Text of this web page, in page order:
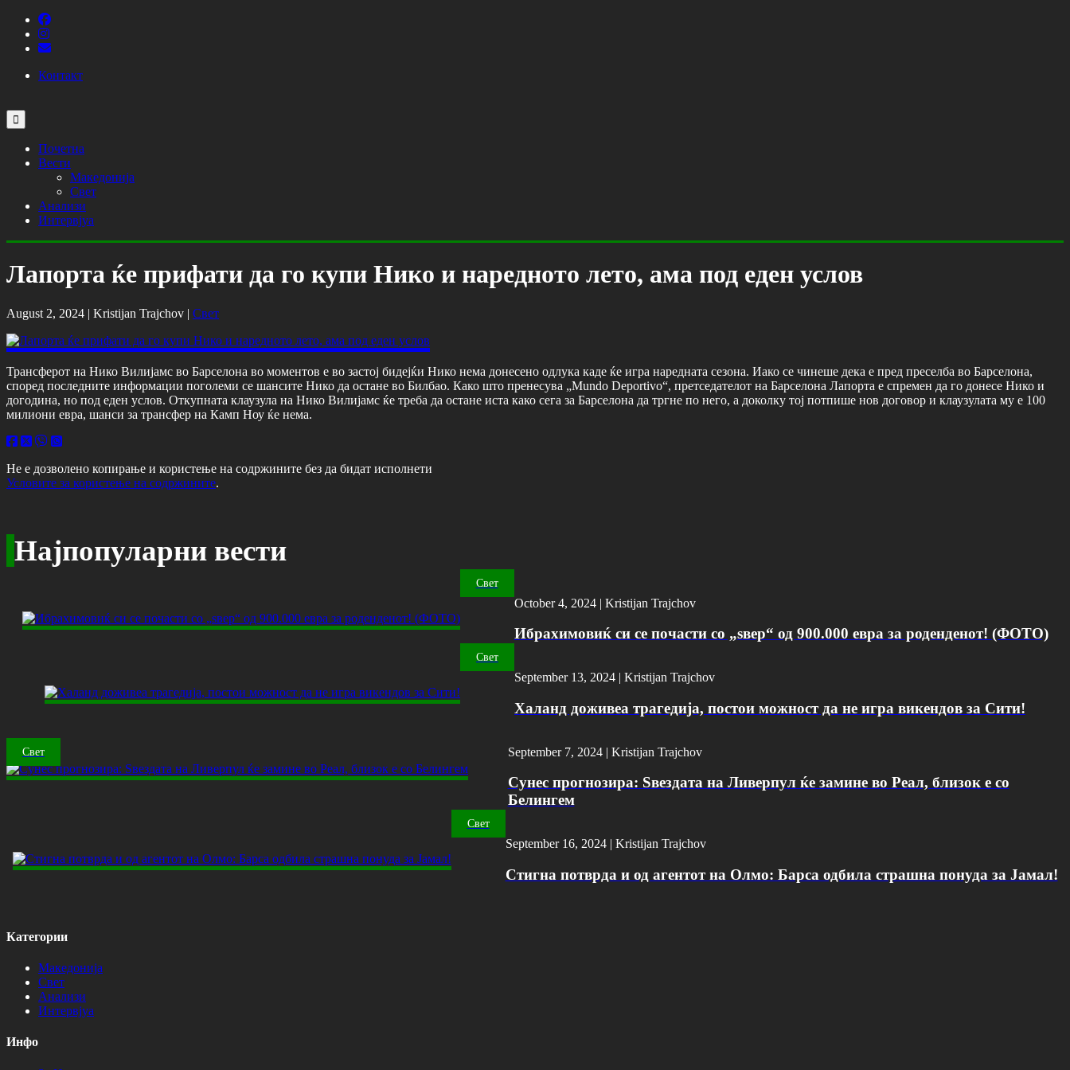
Контакт
Почетна
Вести
Македонија
Свет
Анализи
Интервјуа
Лапорта ќе прифати да го купи Нико и наредното лето, ама под еден услов
August 2, 2024 | Kristijan Trajchov | Свет
Трансферот на Нико Вилијамс во Барселона во моментов е во застој бидејќи Нико нема донесено одлука каде ќе игра наредната сезона. Иако се чинеше дека е пред преселба во Барселона,
според последните информации поголеми се шансите Нико да остане во Билбао. Како што пренесува „Mundo Deportivo“, претседателот на Барселона Лапорта е спремен да го донесе Нико и
догодина, но под еден услов. Откупната клаузула на Нико Вилијамс ќе треба да остане иста како сега за Барселона да тргне по него, а доколку тој потпише нов договор и клаузулата му е 100
милиони евра, шанси за трансфер на Камп Ноу ќе нема.
Не е дозволено копирање и користење на содржините без да бидат исполнети
Условите за користење на содржините.
Најпопуларни вести
Свет
October 4, 2024 | Kristijan Trajchov
Ибрахимовиќ си се почасти со „ѕвер“ од 900.000 евра за роденденот! (ФОТО)
Свет
September 13, 2024 | Kristijan Trajchov
Халанд доживеа трагедија, постои можност да не игра викендов за Сити!
Свет September 7, 2024 | Kristijan Trajchov
Сунес прогнозира: Ѕвездата на Ливерпул ќе замине во Реал, близок е со
Белингем
Свет
September 16, 2024 | Kristijan Trajchov
Стигна потврда и од агентот на Олмо: Барса одбила страшна понуда за Јамал!
Категории
Македонија
Свет
Анализи
Интервјуа
Инфо